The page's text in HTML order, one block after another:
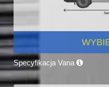
Specyfikacja Vana